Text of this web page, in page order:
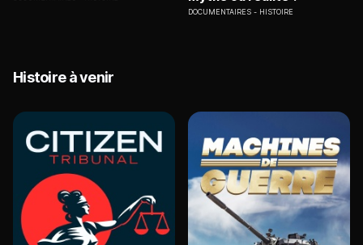
DOCUMENTAIRES HISTOIRE
Histoire à venir